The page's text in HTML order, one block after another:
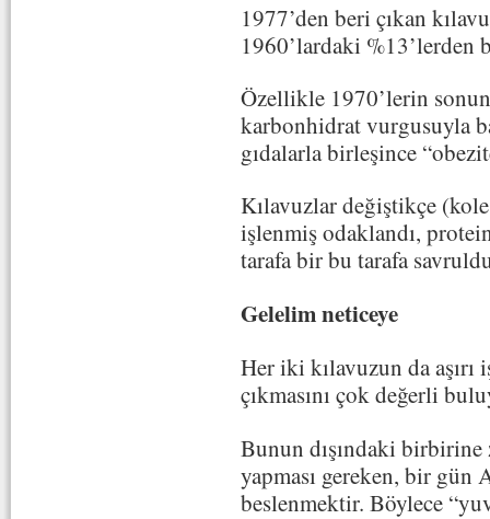
1977’den beri çıkan
1960’lardaki %13’lerden
Özellikle 1970’lerin
karbonhidrat vurgusuyla
gıdalarla birleşince
Kılavuzlar değiştikçe
işlenmiş odaklandı,
tarafa bir bu tarafa
Gelelim neticeye
Her iki kılavuzun da aşırı
çıkmasını çok değerli
Bunun dışındaki
yapması gereken, bir gün
beslenmektir. Böylece